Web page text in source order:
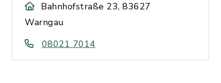
Bahnhofstraße 23, 83627
Warngau
08021 7014